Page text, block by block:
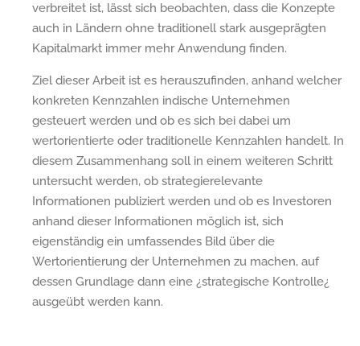
verbreitet ist, lässt sich beobachten, dass die Konzepte
auch in Ländern ohne traditionell stark ausgeprägten
Kapitalmarkt immer mehr Anwendung finden.
Ziel dieser Arbeit ist es herauszufinden, anhand welcher
konkreten Kennzahlen indische Unternehmen
gesteuert werden und ob es sich bei dabei um
wertorientierte oder traditionelle Kennzahlen handelt. In
diesem Zusammenhang soll in einem weiteren Schritt
untersucht werden, ob strategierelevante
Informationen publiziert werden und ob es Investoren
anhand dieser Informationen möglich ist, sich
eigenständig ein umfassendes Bild über die
Wertorientierung der Unternehmen zu machen, auf
dessen Grundlage dann eine ¿strategische Kontrolle¿
ausgeübt werden kann.